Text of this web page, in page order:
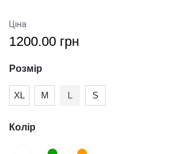
Ціна
1200.00 грн
Розмір
XL М L S
Колір